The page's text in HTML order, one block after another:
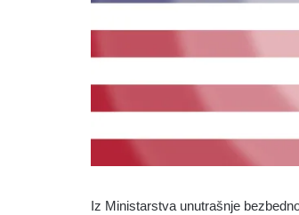
Iz Ministarstva unutrašnje